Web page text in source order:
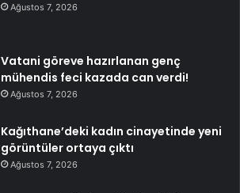
Ağustos 7, 2026
Vatani göreve hazırlanan genç
mühendis feci kazada can verdi!
Ağustos 7, 2026
Kağıthane’deki kadın cinayetinde yeni
görüntüler ortaya çıktı
Ağustos 7, 2026